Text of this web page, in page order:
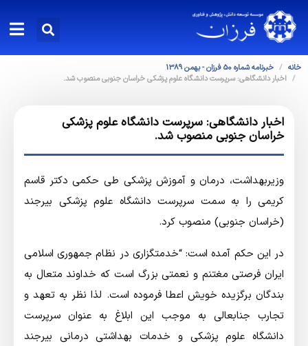
خانه
خبرنامه شماره 50 فرزان - بهمن 1389
اخبار دانشگاهی: سرپرست دانشگاه‌ علوم پزشکی خراسان جنوبی منصوب شد.
اخبار دانشگاهی: سرپرست دانشگاه‌ علوم پزشکی
خراسان جنوبی منصوب شد.
وزیربهداشت، درمان و آموزش پزشکی طی حکمی دکتر قاسم
کریمی را به سمت سرپرست دانشگاه علوم پزشکی بیرجند
(خراسان جنوبی) منصوب کرد.
در این حکم آمده است: “خدمتگزاری در نظام جمهوری اسلامی
ایران فرصتی مغتنم و نعمتی بزرگ است که خداوند متعال به
بندگان برگزیده خویش اعطا فرموده است. لذا نظر به تعهد و
تجارب جنابعالی به موجب این ابلاغ به عنوان سرپرست
دانشگاه علوم پزشکی و خدمات بهداشتی درمانی بیرجند